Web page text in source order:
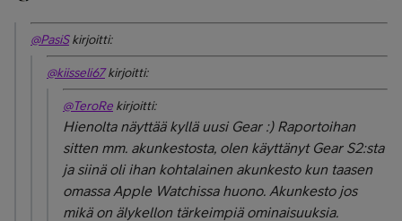
@PasiSkirjoitti:
@kiisseli67kirjoitti:
@TeroRe kirjoitti:
Hienolta näyttää kyllä uusi Gear :) Raportoihan
sitten mm. akunkestosta, olen käyttänyt Gear S2:sta
ja siinä oli ihan kohtalainen akunkesto kun taasen
omassa Apple Watchissa huono. Akunkesto jos
mikä on älykellon tärkeimpiä ominaisuuksia.